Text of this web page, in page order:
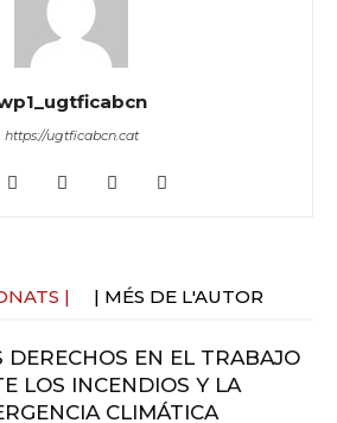
https://ugtficabcn.cat
| | MÉS DE L'AUTOR
DERECHOS EN EL TRABAJO
LOS INCENDIOS Y LA
CLIMÁTICA